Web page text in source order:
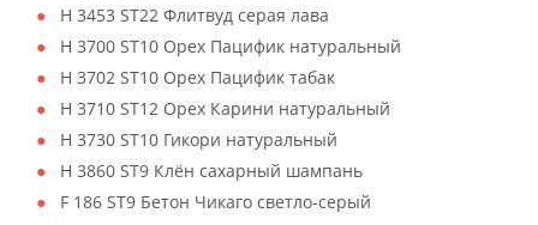
H 3453 ST22 Флитвуд серая лава
H 3700 ST10 Орех Пацифик натуральный
H 3702 ST10 Орех Пацифик табак
H 3710 ST12 Орех Карини натуральный
H 3730 ST10 Гикори натуральный
H 3860 ST9 Клён сахарный шампань
F 186 ST9 Бетон Чикаго светло-серый